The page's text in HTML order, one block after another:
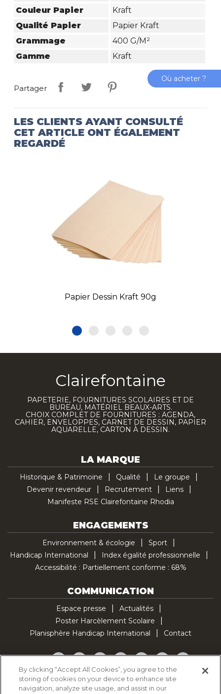
Couleur Papier
Kraft
Qualité Papier
Papier Kraft
Grammage
400 G/m²
Gamme
Kraft
Partager
LES CLIENTS AYANT CONSULTÉ
CET ARTICLE ONT ÉGALEMENT
REGARDÉ
Papier Dessin Kraft 90g
Clairefontaine
PAPETERIE, FOURNITURES SCOLAIRES ET DE
BUREAU, MATÉRIEL BEAUX-ARTS.
CHOIX COMPLET DE FOURNITURES : AGENDA,
CAHIER, ENVELOPPES, CARNET DE DESSIN, PAPIER
AQUARELLE, CARTON À DESSIN.
LA MARQUE
Historique & Patrimoine Qualité
Le groupe
Devenir revendeur
Recrutement
Liens
Manifeste RSE Clairefontaine Rhodia
ENGAGEMENTS
Environnement & écologie
Sport
Handicap International
Index égalité professionnelle
Accessibilité : Partiellement conforme : 68%
COMMUNICATION
Espace presse
Actualités
Poster Harcèlement Scolaire
Planisphère Handicap International
Contact
Facebook
TwitterYouTubePinterestInstagramLinkedInTikTok
Politique d'utilisation des cookies
Où acheter ?
By clicking “Accept All Cookies”, you agree to the
storing of cookies on your device to enhance site
navigation, analyze site usage, and assist in our